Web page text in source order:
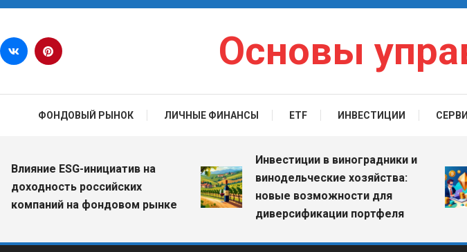
Перейти к содержимому
Основы
ФОНДОВЫЙ РЫНОК ЛИЧНЫЕ ФИНАНСЫ ETF ИНВЕСТИЦИИ
ESG-инициатив на
российских
на фондовом рынке
Инвестиции в виноградники и
винодельческие хозяйства:
новые возможности для
диверсификации портфеля